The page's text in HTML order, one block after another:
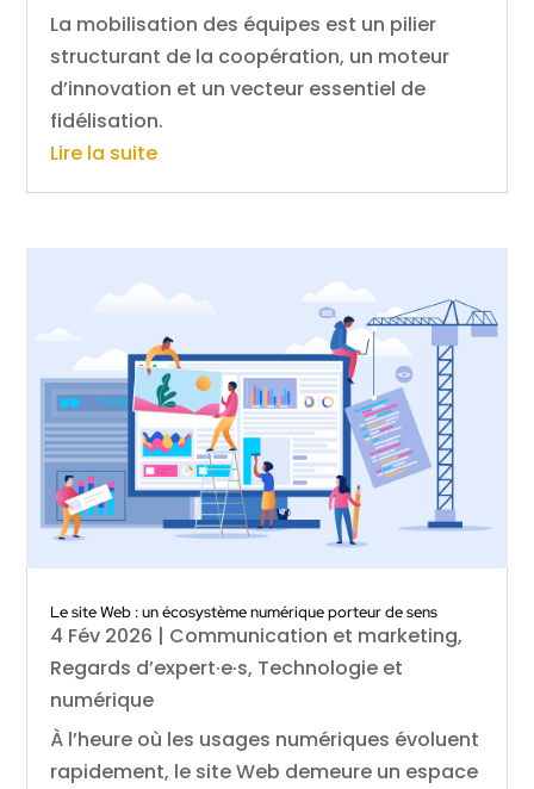
La mobilisation des équipes est un pilier
structurant de la coopération, un moteur
d’innovation et un vecteur essentiel de
fidélisation.
Lire la suite
Le site Web : un écosystème numérique porteur de sens
4 Fév 2026 | Communication et marketing,
Regards d’expert·e·s, Technologie et
numérique
À l’heure où les usages numériques évoluent
rapidement, le site Web demeure un espace